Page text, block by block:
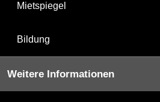
Mietspiegel
Bildung
Weitere Informationen